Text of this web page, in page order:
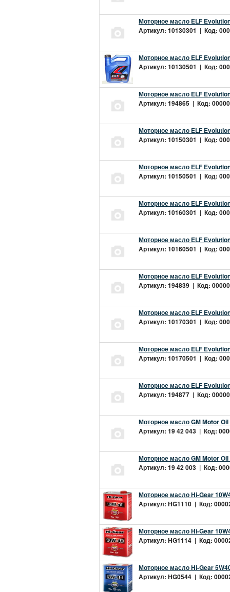
Моторное масло ELF
Артикул: 10130301 | Код:
Моторное масло ELF
Артикул: 10130501 | Код:
Моторное масло ELF
Артикул: 194865 | Код:
Моторное масло ELF
Артикул: 10150301 | Код:
Моторное масло ELF
Артикул: 10150501 | Код:
Моторное масло ELF
Артикул: 10160301 | Код:
Моторное масло ELF
Артикул: 10160501 | Код:
Моторное масло ELF
Артикул: 194839 | Код:
Моторное масло ELF
Артикул: 10170301 | Код:
Моторное масло ELF
Артикул: 10170501 | Код:
Моторное масло ELF
Артикул: 194877 | Код:
Моторное масло GM Motor Oil
Артикул: 19 42 043 | Код:
Моторное масло GM Motor
Артикул: 19 42 003 | Код:
Моторное масло Hi-Gear
Артикул: HG1110 | Код:
Моторное масло Hi-Gear
Артикул: HG1114 | Код:
Моторное масло Hi-Gear
Артикул: HG0544 | Код: